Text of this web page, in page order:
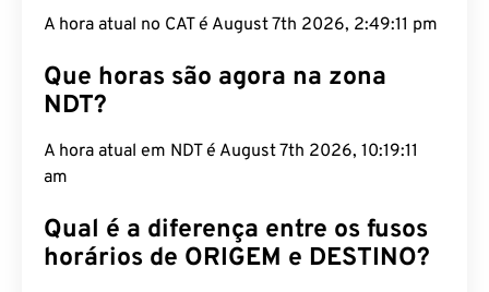
A hora atual no CAT é August 7th 2026, 2:49:12 pm
Que horas são agora na zona
NDT?
A hora atual em NDT é August 7th 2026, 10:19:12
am
Qual é a diferença entre os fusos
horários de ORIGEM e DESTINO?